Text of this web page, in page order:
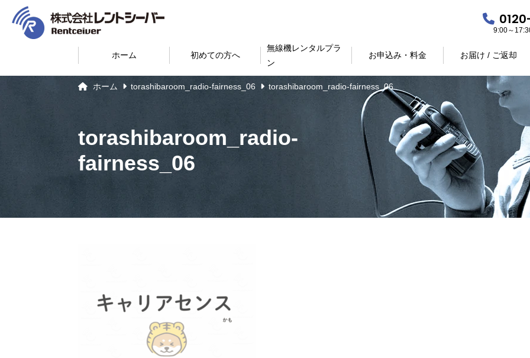
9:00～
ホーム 初めての方へ
無線機レンタルプラ
ン
お申込み・料金 お届け / ご返却
ホーム torashibaroom_radio-fairness_06 torashibaroom_radio-fairness_06
torashibaroom_radio-
fairness_06